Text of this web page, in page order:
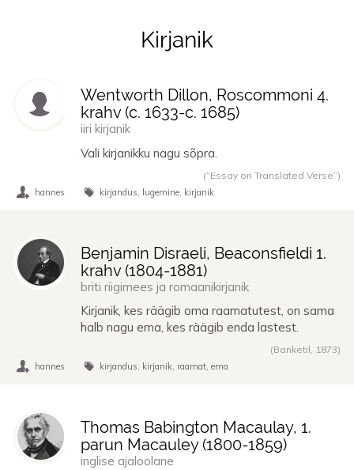
Tsitaadid teemalkirjanik
Kirjanik
Wentworth Dillon, Roscommoni 4.
krahv (c. 1633-c. 1685)
iiri kirjanik
Vali kirjanikku nagu sõpra.
(“Essay on Translated Verse”)
hannes kirjandus lugemine kirjanik
Benjamin Disraeli, Beaconsfieldi 1.
krahv (1804-1881)
briti riigimees ja romaanikirjanik
Kirjanik, kes räägib oma raamatutest, on sama
halb nagu ema, kes räägib enda lastest.
(Banketil, 1873)
hannes kirjandus kirjanik raamat ema
Thomas Babington Macaulay, 1.
parun Macauley (1800-1859)
inglise ajaloolane